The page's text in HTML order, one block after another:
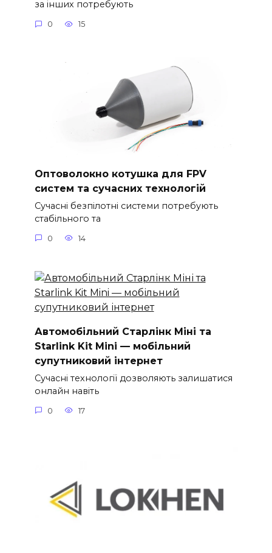
за інших потребують
0 15
Оптоволокно котушка для FPV
систем та сучасних технологій
Сучасні безпілотні системи потребують
стабільного та
0 14
Автомобільний Старлінк Міні та
Starlink Kit Mini — мобільний
супутниковий інтернет
Сучасні технології дозволяють залишатися
онлайн навіть
0 17